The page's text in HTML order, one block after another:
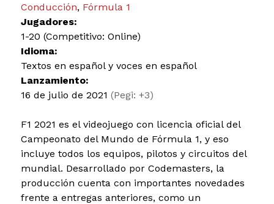
Conducción, Fórmula 1
Jugadores:
1-20 (Competitivo: Online)
Idioma:
Textos en español y voces en español
Lanzamiento:
16 de julio de 2021 (Pegi: +3)
F1 2021 es el videojuego con licencia oficial del
Campeonato del Mundo de Fórmula 1, y eso
incluye todos los equipos, pilotos y circuitos del
mundial. Desarrollado por Codemasters, la
producción cuenta con importantes novedades
frente a entregas anteriores, como un